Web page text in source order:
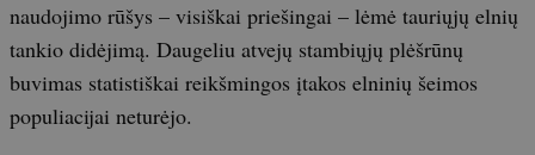
naudojimo rūšys – visiškai priešingai – lėmė tauriųjų elnių
tankio didėjimą. Daugeliu atvejų stambiųjų plėšrūnų
buvimas statistiškai reikšmingos įtakos elninių šeimos
populiacijai neturėjo.